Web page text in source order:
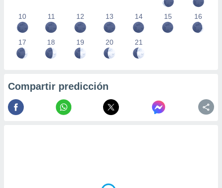
10 11 12 13 14 15 16
17 18 19 20 21
Compartir predicción